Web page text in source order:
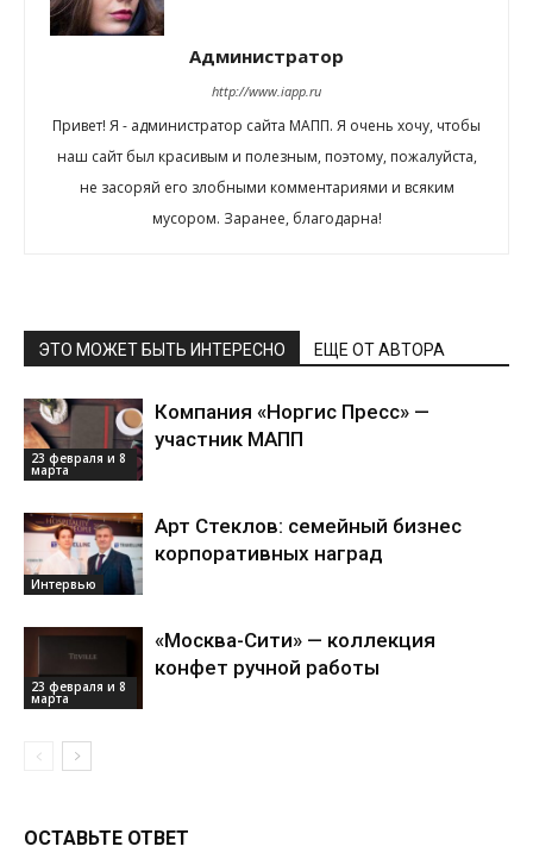
Администратор
http://www.iapp.ru
Привет! Я - администратор сайта МАПП. Я очень хочу, чтобы
наш сайт был красивым и полезным, поэтому, пожалуйста,
не засоряй его злобными комментариями и всяким
мусором. Заранее, благодарна!
ЭТО МОЖЕТ БЫТЬ ИНТЕРЕСНО ЕЩЕ ОТ АВТОРА
23 февраля и 8
марта
Компания «Норгис Пресс» —
участник МАПП
Интервью
Арт Стеклов: семейный бизнес
корпоративных наград
23 февраля и 8
марта
«Москва-Сити» — коллекция
конфет ручной работы
ОСТАВЬТЕ ОТВЕТ